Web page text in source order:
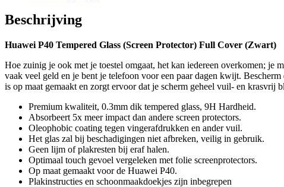
Cover
(Zwart)
Beschrijving
Huawei P40 Tempered Glass (Screen Protector) Full Cover (Zwart)
Hoe zuinig je ook met je toestel omgaat, het kan iedereen overkomen;
vaak veel geld en je bent je telefoon voor een paar dagen kwijt.
is op maat gemaakt en zorgt ervoor dat je scherm geheel vuil- en
Premium kwaliteit, 0.3mm dik tempered glass, 9H Hardheid.
Absorbeert 5x meer impact dan andere screen protectors.
Oleophobic coating tegen vingerafdrukken en ander vuil.
Het glas zal bij beschadigingen niet afbreken, veilig in gebruik.
Geen lijm of plakresten bij eraf halen.
Optimaal touch gevoel vergeleken met folie screenprotectors.
Op maat gemaakt voor de Huawei P40.
Plakinstructies en schoonmaakdoekjes zijn inbegrepen